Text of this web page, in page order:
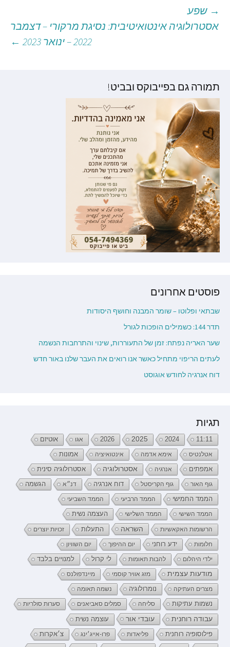
ניווט
→ שפע
אסטרולוגיה אינטואיטיבית: נסיגת מרקורי – דצמבר
2022 – ינואר 2023
←
תמורה גם בפייבוקס ובביט!
פוסטים אחרונים
שבתאי ופלוטו – שומר המבנה וחושף היסודות
תדר 144: כשמילים הופכות לגורל
שער האריה נפתח: זמן של התעוררות, שינוי והתרחבות הנשמה
לעתים הריפוי מתחיל כאשר אנו רואים את העבר שלנו באור חדש
דוח אנרגיה לחודש אוגוסט
תגיות
11:11
2024
2025
2026 אגו אוטיזם
אטלנטיס אימא אדמה אינטואיציה אמונות
אמפתים אנרגיה אסטרולוגיה אסטרולוגיה סינית
גוף האור גוף הקריסטל דוח אנרגיה דנ״א הגשמה
הממד החמישי הממד הרביעי הממד השביעי
הממד השישי הממד השלישי העצמה נשית
הרשומות האקאשיות השראה התעלות זכויות יוצרים
חלומות ידע רוחני יום ההיפוך יום השוויון
ילדי היהלום להבות תאומות לי קרול למנויים בלבד
מודעות עצמית מזג אוויר קוסמי מיינדפולנס
מצרים העתיקה נומרולוגיה נשמה תאומה
נשמות עתיקות סליחה סמלים סאביאנים סערות סולריות
עבודה רוחנית עובדי אור
עוצמה נשית
פילוסופיה רוחנית
פליאדות פרו-אייג׳ינג צ׳אקרות